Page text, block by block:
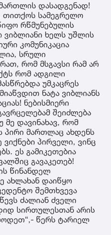
დასადგენად!
თითქოს სამეგრელო
რწმუნებულის
ხელს უშლის
კომუნიკაცია
სრული
რომ მსგავსი რამ არ
რომ ადგილი
უმკაცრეს
ნატა ვიბლიანს
ნებისმიერი
შეიძლება
მე დავინახავ, რომ
პირი მართლაც ახდენს
ვიქნები პირველი, ვინც
ეს გამიკეთებია
გავაკეთებ!
წინანდელ
ახლახან დაიწყო
შემთხვევა
ძალიან ძველი
სირთულესთან არის
წერს ტარიელ